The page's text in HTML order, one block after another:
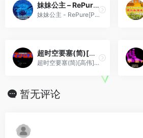
妹妹公主 – RePure[PGCG](繁)(JP)(64Mb)
妹妹公主 - RePure[PGCG](繁)(JP)(64Mb)
超时空要塞(简)[高伟](JP)[STG](0.18Mb)
超时空要塞(简)[高伟](JP)[STG](0.18Mb)
暂无评论